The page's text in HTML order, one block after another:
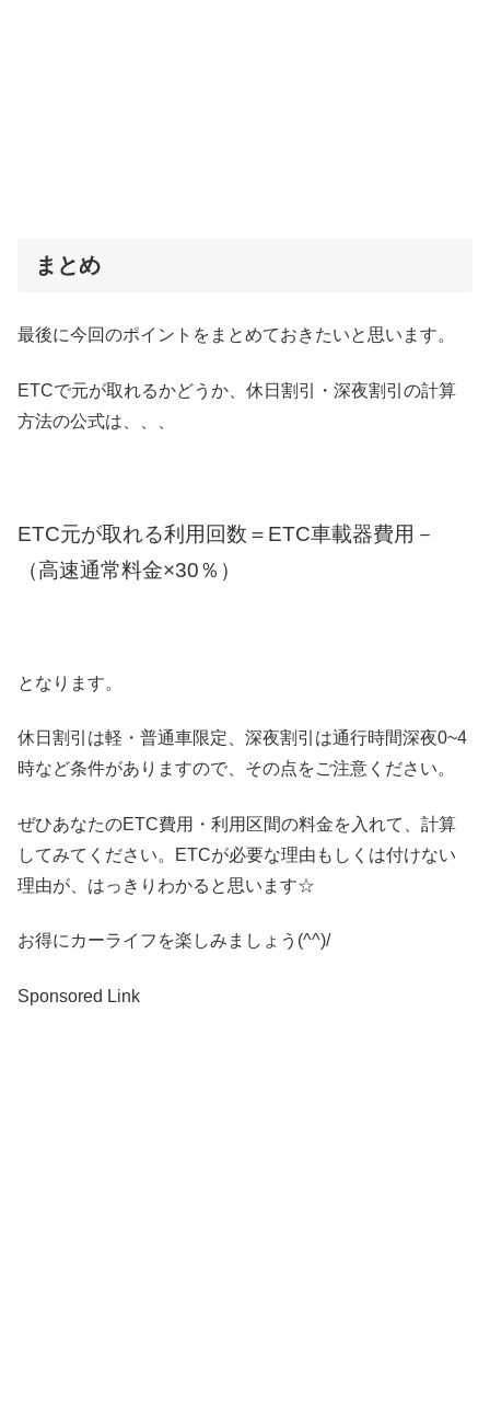
まとめ
最後に今回のポイントをまとめておきたいと思います。
ETCで元が取れるかどうか、休日割引・深夜割引の計算
方法の公式は、、、
ETC元が取れる利用回数＝ETC車載器費用－
（高速通常料金×30％）
となります。
休日割引は軽・普通車限定、深夜割引は通行時間深夜0~4
時など条件がありますので、その点をご注意ください。
ぜひあなたのETC費用・利用区間の料金を入れて、計算
してみてください。ETCが必要な理由もしくは付けない
理由が、はっきりわかると思います☆
お得にカーライフを楽しみましょう(^^)/
Sponsored Link